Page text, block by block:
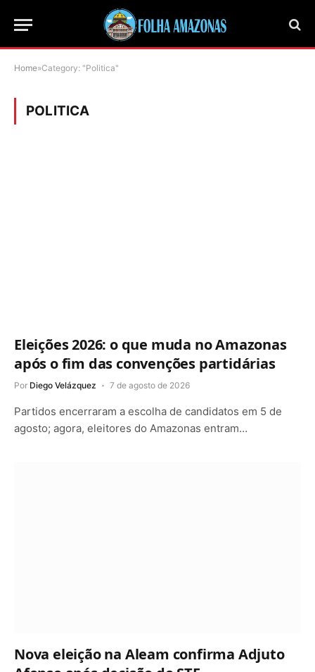
Home»Category: "Politica"
POLITICA
Eleições 2026: o que muda no Amazonas
após o fim das convenções partidárias
Por Diego Velázquez 7 de agosto de 2026
Partidos encerraram a escolha de candidatos em 5 de
agosto; agora, eleitores do Amazonas entram…
Nova eleição na Aleam confirma Adjuto